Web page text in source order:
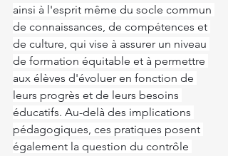
ainsi à l'esprit même du socle commun
de connaissances, de compétences et
de culture, qui vise à assurer un niveau
de formation équitable et à permettre
aux élèves d'évoluer en fonction de
leurs progrès et de leurs besoins
éducatifs. Au-delà des implications
pédagogiques, ces pratiques posent
également la question du contrôle